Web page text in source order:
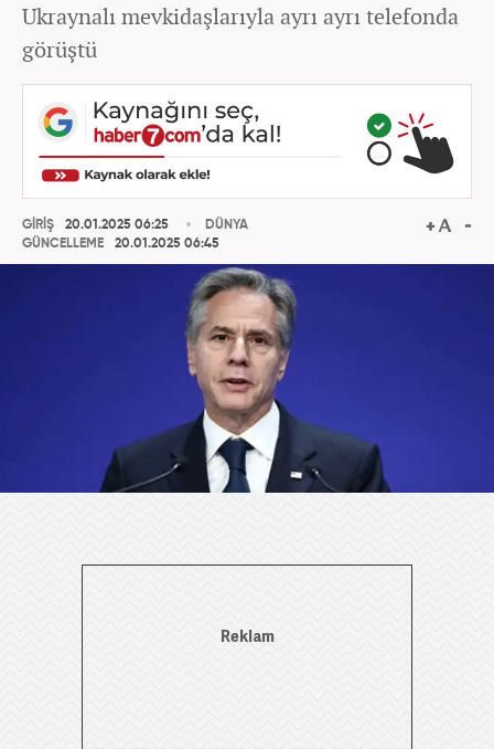
Ukraynalı mevkidaşlarıyla ayrı ayrı telefonda
görüştü
GİRİŞ
20.01.2025 06:25
GÜNCELLEME
20.01.2025 06:45
DÜNYA